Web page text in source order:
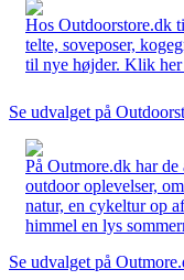
Hos Outdoorstore.dk
telte, soveposer,
til nye højder. Klik her
Se udvalget på
På Outmore.dk har
outdoor oplevelser,
natur, en cykeltur op
himmel en lys
Se udvalget på